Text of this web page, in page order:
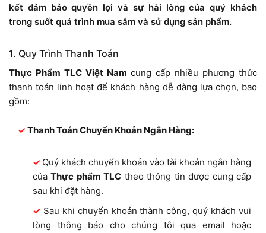
kết đảm bảo quyền lợi và sự hài lòng của quý khách
trong suốt quá trình mua sắm và sử dụng sản phẩm.
1. Quy Trình Thanh Toán
Thực Phẩm TLC Việt Nam cung cấp nhiều phương thức
thanh toán linh hoạt để khách hàng dễ dàng lựa chọn, bao
gồm:
Thanh Toán Chuyển Khoản Ngân Hàng:
Quý khách chuyển khoản vào tài khoản ngân hàng
củaThực phẩm TLC theo thông tin được cung cấp
sau khi đặt hàng.
Sau khi chuyển khoản thành công, quý khách vui
lòng thông báo cho chúng tôi qua email hoặc